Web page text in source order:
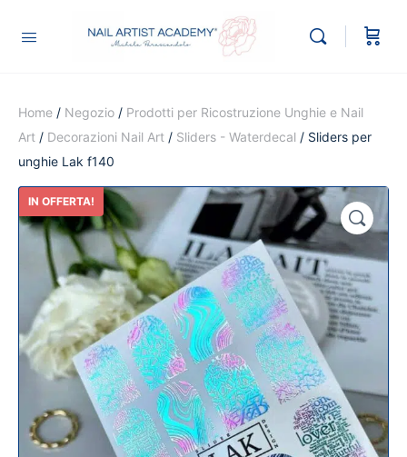
Home / Negozio / Prodotti per Ricostruzione Unghie e Nail
Art / Decorazioni Nail Art / Sliders - Waterdecal / Sliders per
unghie Lak f140
IN OFFERTA!
🔍